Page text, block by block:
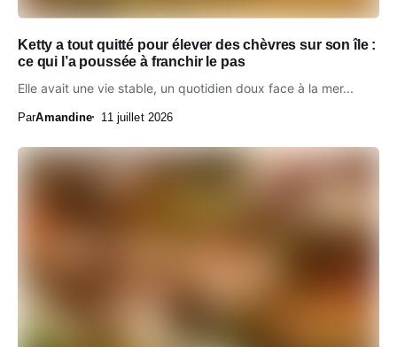
Ketty a tout quitté pour élever des chèvres sur son île :
ce qui l’a poussée à franchir le pas
Elle avait une vie stable, un quotidien doux face à la mer...
ParAmandine 11 juillet 2026